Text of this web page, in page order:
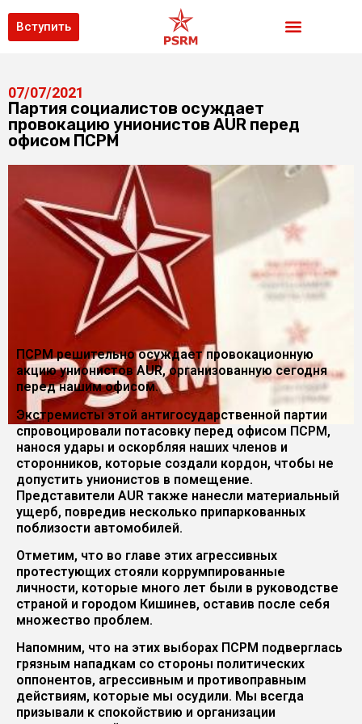
Вступить
07/07/2021
Партия социалистов осуждает
провокацию унионистов AUR перед
офисом ПСРМ
ПСРМ решительно осуждает провокационную
акцию унионистов AUR, организованную сегодня
перед нашим офисом.
Экстремисты этой антигосударственной партии
спровоцировали потасовку перед офисом ПСРМ,
нанося удары и оскорбляя наших членов и
сторонников, которые создали кордон, чтобы не
допустить унионистов в помещение.
Представители AUR также нанесли материальный
ущерб, повредив несколько припаркованных
поблизости автомобилей.
Отметим, что во главе этих агрессивных
протестующих стояли коррумпированные
личности, которые много лет были в руководстве
страной и городом Кишинев, оставив после себя
множество проблем.
Напомним, что на этих выборах ПСРМ подверглась
грязным нападкам со стороны политических
оппонентов, агрессивным и противоправным
действиям, которые мы осудили. Мы всегда
призывали к спокойствию и организации